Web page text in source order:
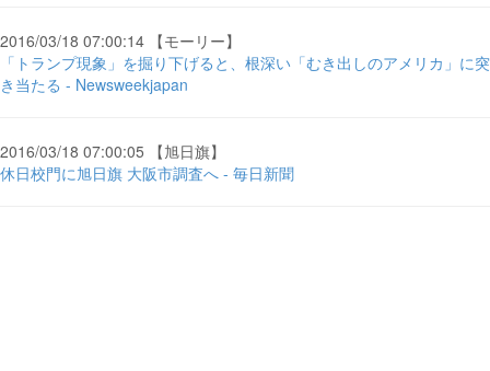
2016/03/18 07:00:14 【モーリー】
「トランプ現象」を掘り下げると、根深い「むき出しのアメリカ」に突
き当たる - Newsweekjapan
2016/03/18 07:00:05 【旭日旗】
休日校門に旭日旗 大阪市調査へ - 毎日新聞